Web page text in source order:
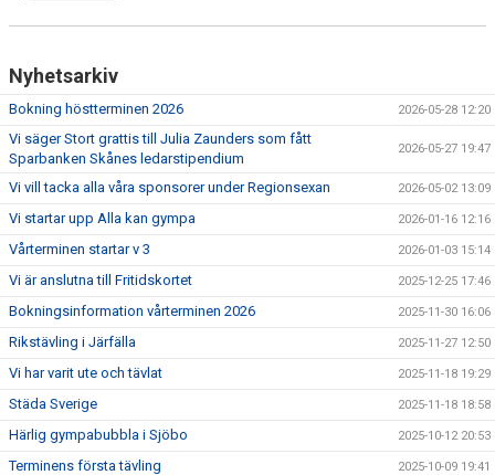
BILDGALLERI
ANMÄLAN
DOKUMENT
FÖRENINGSKLÄDER
VÅRA LEDARE
KONTAKT
Nyhetsarkiv
Bokning höstterminen 2026 2026-05-28 12:20
Vi säger Stort grattis till Julia Zaunders som fått
Sparbanken Skånes ledarstipendium
2026-05-27 19:47
Vi vill tacka alla våra sponsorer under Regionsexan 2026-05-02 13:09
Vi startar upp Alla kan gympa 2026-01-16 12:16
Vårterminen startar v 3 2026-01-03 15:14
Vi är anslutna till Fritidskortet 2025-12-25 17:46
Bokningsinformation vårterminen 2026 2025-11-30 16:06
Rikstävling i Järfälla 2025-11-27 12:50
Vi har varit ute och tävlat 2025-11-18 19:29
Städa Sverige 2025-11-18 18:58
Härlig gympabubbla i Sjöbo 2025-10-12 20:53
Terminens första tävling 2025-10-09 19:41